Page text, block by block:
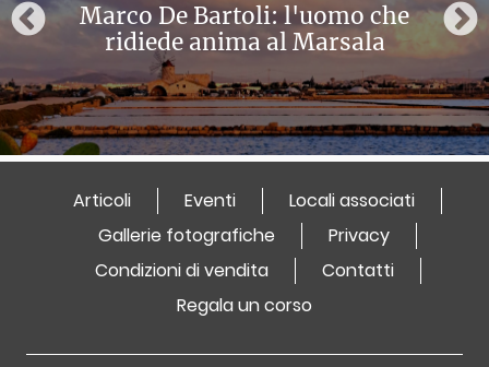
Marco De Bartoli: l'uomo che
ridiede anima al Marsala
Articoli Eventi
Locali associati
Gallerie fotografiche
Privacy
Condizioni di vendita
Contatti
Regala un corso